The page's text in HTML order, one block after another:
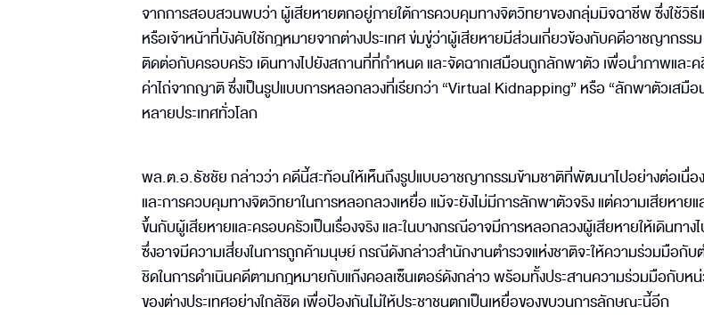
จากการสอบสวนพบว่า ผู้เสียหายตกอยู่ภายใต้การควบคุมทางจิตวิทยาของกลุ่มมิจฉาชีพ ซึ่งใช้วิธี
หรือเจ้าหน้าที่บังคับใช้กฎหมายจากต่างประเทศ ข่มขู่ว่าผู้เสียหายมีส่วนเกี่ยวข้องกับคดีอาชญากรร
ติดต่อกับครอบครัว เดินทางไปยังสถานที่ที่กำหนด และจัดฉากเสมือนถูกลักพาตัว เพื่อนำภาพและค
ค่าไถ่จากญาติ ซึ่งเป็นรูปแบบการหลอกลวงที่เรียกว่า “Virtual Kidnapping” หรือ “ลักพาตัวเสมือ
หลายประเทศทั่วโลก
พล.ต.อ.ธัชชัย กล่าวว่า คดีนี้สะท้อนให้เห็นถึงรูปแบบอาชญากรรมข้ามชาติที่พัฒนาไปอย่างต่อเนื่อง
และการควบคุมทางจิตวิทยาในการหลอกลวงเหยื่อ แม้จะยังไม่มีการลักพาตัวจริง แต่ความเสียหาย
ขึ้นกับผู้เสียหายและครอบครัวเป็นเรื่องจริง และในบางกรณีอาจมีการหลอกลวงผู้เสียหายให้เดินทาง
ซึ่งอาจมีความเสี่ยงในการถูกค้ามนุษย์ กรณีดังกล่าวสำนักงานตำรวจแห่งชาติจะให้ความร่วมมือกับ
ชิดในการดำเนินคดีตามกฎหมายกับแก๊งคอลเซ็นเตอร์ดังกล่าว พร้อมทั้งประสานความร่วมมือกับห
ของต่างประเทศอย่างใกล้ชิด เพื่อป้องกันไม่ให้ประชาชนตกเป็นเหยื่อของขบวนการลักษณะนี้อีก